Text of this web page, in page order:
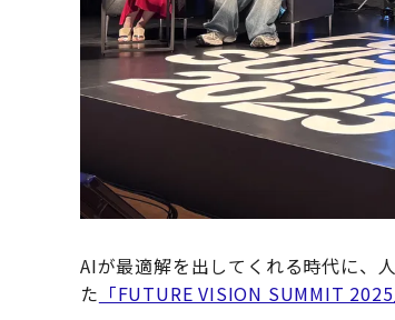
AIが最適解を出してくれる時代に、
た 「FUTURE VISION SUMMIT 2025